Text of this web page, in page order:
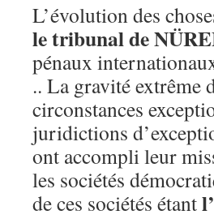
L’évolution des
le tribunal de
pénaux
.. La gravité extrême
circonstances
juridictions
ont accompli leur
les sociétés
de ces sociétés étant